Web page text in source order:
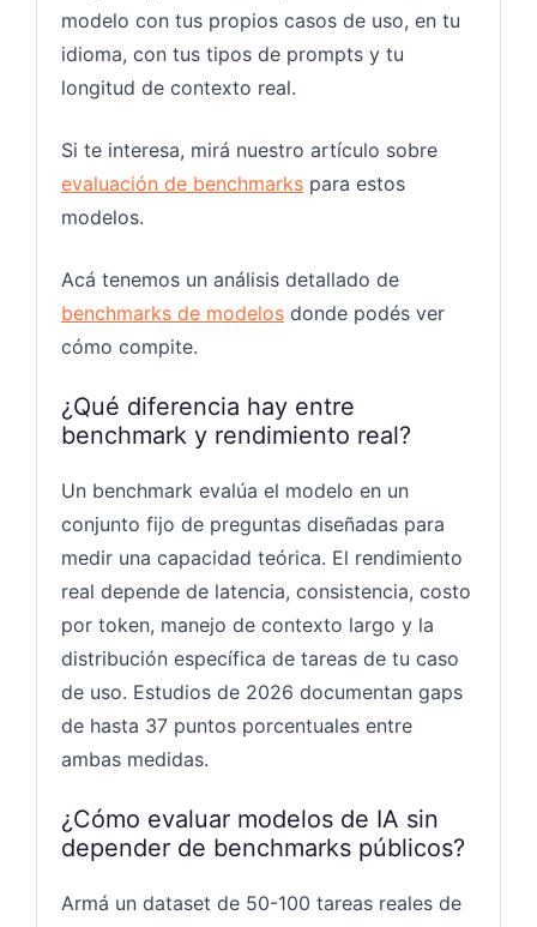
modelo con tus propios casos de uso, en tu
idioma, con tus tipos de prompts y tu
longitud de contexto real.
Si te interesa, mirá nuestro artículo sobre
evaluación de benchmarks para estos
modelos.
Acá tenemos un análisis detallado de
benchmarks de modelos donde podés ver
cómo compite.
¿Qué diferencia hay entre
benchmark y rendimiento real?
Un benchmark evalúa el modelo en un
conjunto fijo de preguntas diseñadas para
medir una capacidad teórica. El rendimiento
real depende de latencia, consistencia, costo
por token, manejo de contexto largo y la
distribución específica de tareas de tu caso
de uso. Estudios de 2026 documentan gaps
de hasta 37 puntos porcentuales entre
ambas medidas.
¿Cómo evaluar modelos de IA sin
depender de benchmarks públicos?
Armá un dataset de 50-100 tareas reales de